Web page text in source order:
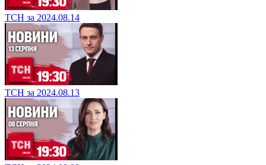
ТСН за 2024.08.14
ТСН за 2024.08.13